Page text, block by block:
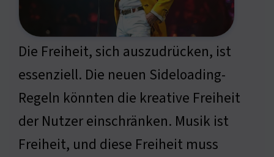
Die Freiheit, sich auszudrücken, ist
essenziell. Die neuen Sideloading-
Regeln könnten die kreative Freiheit
der Nutzer einschränken. Musik ist
Freiheit, und diese Freiheit muss